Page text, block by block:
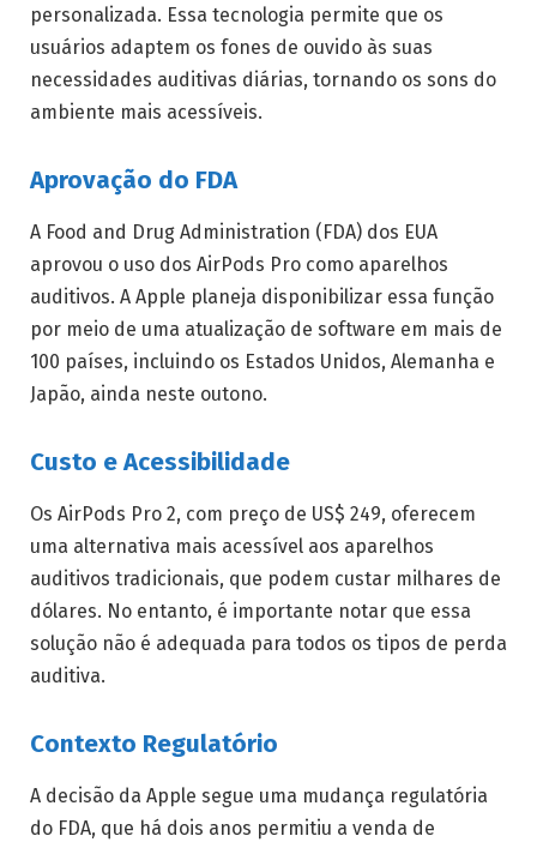
personalizada. Essa tecnologia permite que os
usuários adaptem os fones de ouvido às suas
necessidades auditivas diárias, tornando os sons do
ambiente mais acessíveis.
Aprovação do FDA
A Food and Drug Administration (FDA) dos EUA
aprovou o uso dos AirPods Pro como aparelhos
auditivos. A Apple planeja disponibilizar essa função
por meio de uma atualização de software em mais de
100 países, incluindo os Estados Unidos, Alemanha e
Japão, ainda neste outono.
Custo e Acessibilidade
Os AirPods Pro 2, com preço de US$ 249, oferecem
uma alternativa mais acessível aos aparelhos
auditivos tradicionais, que podem custar milhares de
dólares. No entanto, é importante notar que essa
solução não é adequada para todos os tipos de perda
auditiva.
Contexto Regulatório
A decisão da Apple segue uma mudança regulatória
do FDA, que há dois anos permitiu a venda de